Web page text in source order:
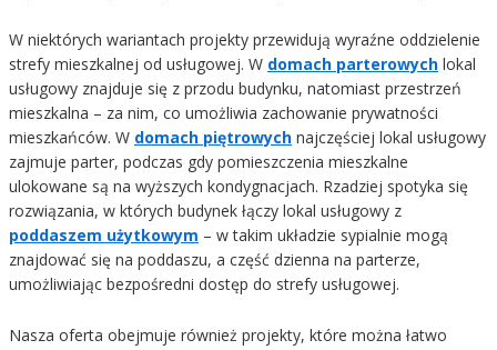
W niektórych wariantach projekty przewidują wyraźne oddzielenie
strefy mieszkalnej od usługowej. W domach parterowych lokal
usługowy znajduje się z przodu budynku, natomiast przestrzeń
mieszkalna – za nim, co umożliwia zachowanie prywatności
mieszkańców. W domach piętrowych najczęściej lokal usługowy
zajmuje parter, podczas gdy pomieszczenia mieszkalne
ulokowane są na wyższych kondygnacjach. Rzadziej spotyka się
rozwiązania, w których budynek łączy lokal usługowy z
poddaszem użytkowym – w takim układzie sypialnie mogą
znajdować się na poddaszu, a część dzienna na parterze,
umożliwiając bezpośredni dostęp do strefy usługowej.
Nasza oferta obejmuje również projekty, które można łatwo